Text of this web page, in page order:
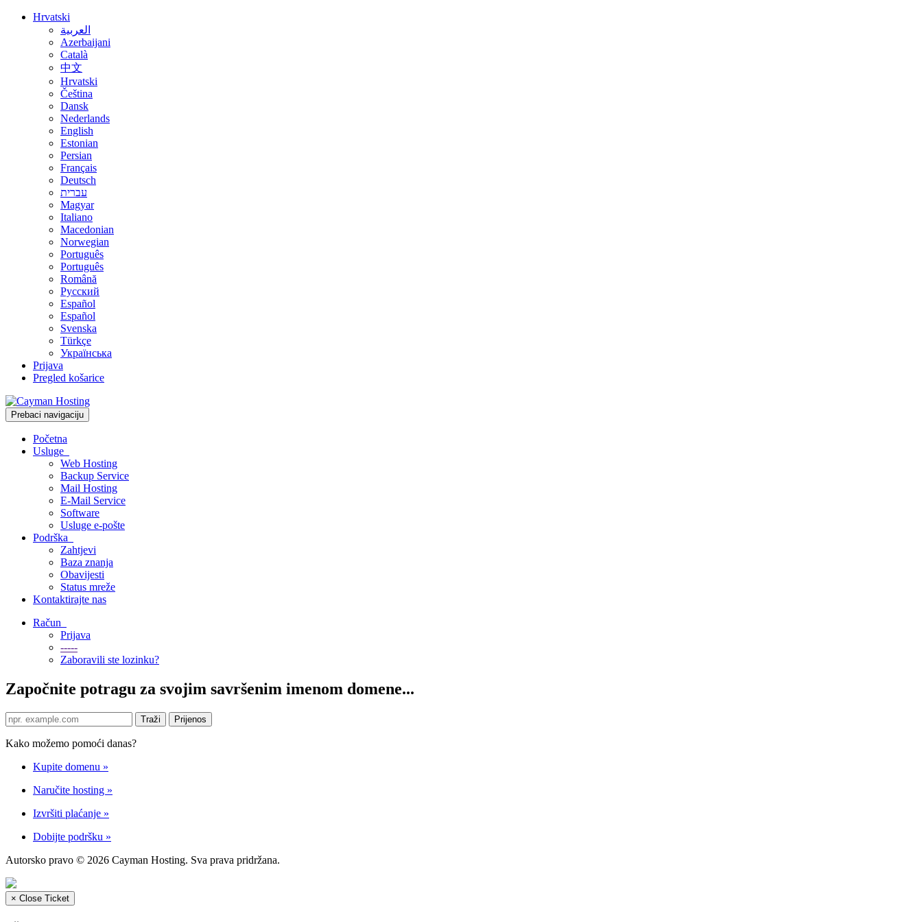
Hrvatski
العربية
Azerbaijani
Català
中文
Hrvatski
Čeština
Dansk
Nederlands
English
Estonian
Persian
Français
Deutsch
עברית
Magyar
Italiano
Macedonian
Norwegian
Português
Português
Română
Русский
Español
Español
Svenska
Türkçe
Українська
Prijava
Pregled košarice
Prebaci navigaciju
Početna
Usluge
Web Hosting
Backup Service
Mail Hosting
E-Mail Service
Software
Usluge e-pošte
Podrška
Zahtjevi
Baza znanja
Obavijesti
Status mreže
Kontaktirajte nas
Račun
Prijava
-----
Zaboravili ste lozinku?
Započnite potragu za svojim savršenim imenom domene...
Kako možemo pomoći danas?
Kupite domenu »
Naručite hosting »
Izvršiti plaćanje »
Dobijte podršku »
Autorsko pravo © 2026 Cayman Hosting. Sva prava pridržana.
× Close Ticket